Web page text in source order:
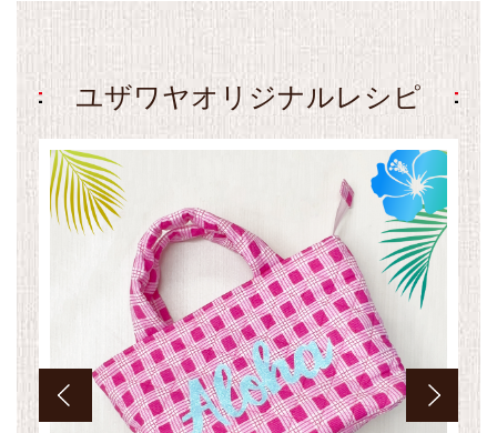
ユザワヤオリジナルレシピ